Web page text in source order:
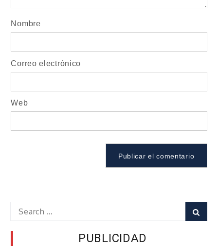
Nombre
Correo electrónico
Web
Search
for:
PUBLICIDAD